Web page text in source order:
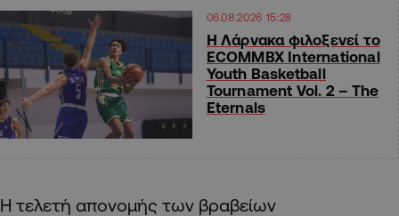
06.08.2026 15:28
Η Λάρνακα φιλοξενεί το
ECOMMBX International
Youth Basketball
Tournament Vol. 2 – The
Eternals
Η τελετή απονομής των βραβείων